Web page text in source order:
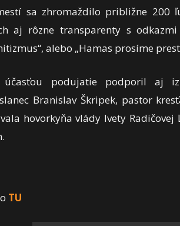
sa zhromaždilo približne 200
aj rôzne transparenty s
alebo „Hamas prosíme
účasťou podujatie podporil aj
Branislav Škripek, pastor
hovorkyňa vlády Ivety
TU